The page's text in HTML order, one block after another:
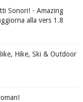
Sonori! - Amazing
alla vers 1.8
Hike, Ski & Outdoor